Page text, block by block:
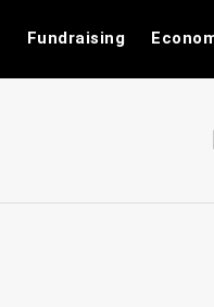
Fundraising